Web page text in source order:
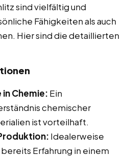
sind vielfältig und
Fähigkeiten als auch
Hier sind die detaillierten
Chemie: Ein
chemischer
ist vorteilhaft.
Idealerweise
Erfahrung in einem